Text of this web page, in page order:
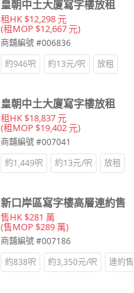
皇朝中土大廈寫字樓放租
租HK $12,298 元
(租MOP $12,667 元)
商舖編號 #006836
約946呎
約13元/呎 放租
皇朝中土大廈寫字樓放租
租HK $18,837 元
(租MOP $19,402 元)
商舖編號 #007041
約1,449呎
約13元/呎 放租
新口岸區寫字樓高層連約售
售HK $281 萬
(售MOP $289 萬)
商舖編號 #007186
約838呎
約3,350元/呎 連約售